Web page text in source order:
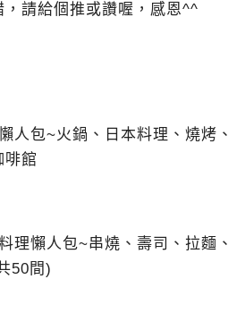
請給個推或讚喔，感恩^^
人包~火鍋、日本料理、燒烤、
啡館
理懶人包~串燒、壽司、拉麵、
50間)